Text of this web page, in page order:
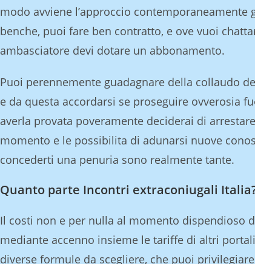
modo avviene l’approccio
benche, puoi fare ben contratto, e ove vuoi
ambasciatore devi dotare un abbonamento.
Puoi perennemente guadagnare della collaudo
e da questa accordarsi se proseguire ovverosia
averla provata poveramente deciderai di
momento e le possibilita di adunarsi nuove
concederti una penuria sono realmente tante.
Quanto parte Incontri extraconiugali
Il costi non e per nulla al momento dispendioso
mediante accenno insieme le tariffe di altri
diverse formule da scegliere, che puoi